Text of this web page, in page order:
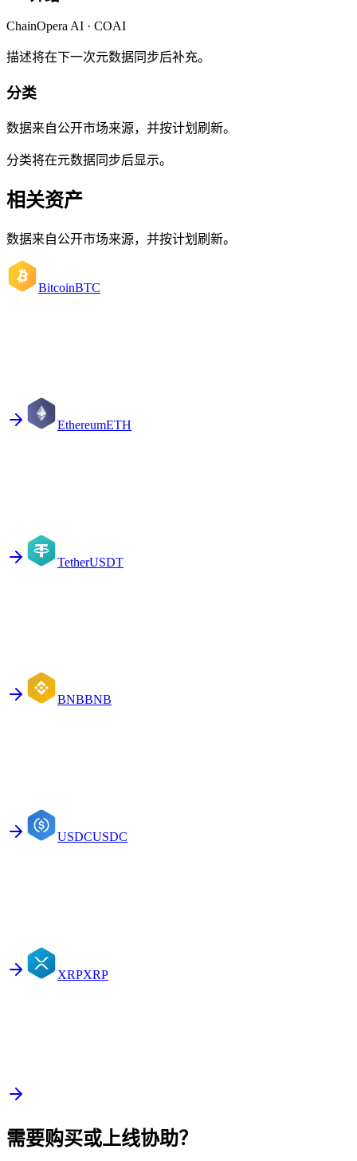
ChainOpera AI · COAI
描述将在下一次元数据同步后补充。
分类
数据来自公开市场来源，并按计划刷新。
分类将在元数据同步后显示。
相关资产
数据来自公开市场来源，并按计划刷新。
BitcoinBTC
EthereumETH
TetherUSDT
BNBBNB
USDCUSDC
XRPXRP
需要购买或上线协助？